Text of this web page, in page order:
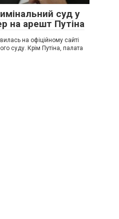
суд у
на арешт Путіна
на офіційному сайті
суду. Крім Путіна, палата